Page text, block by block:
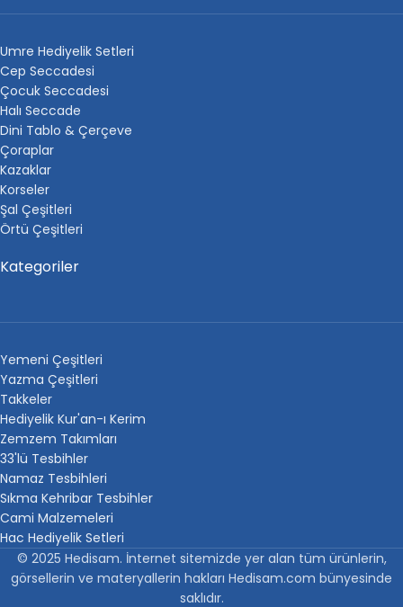
Umre Hediyelik Setleri
Cep Seccadesi
Çocuk Seccadesi
Halı Seccade
Dini Tablo & Çerçeve
Çoraplar
Kazaklar
Korseler
Şal Çeşitleri
Örtü Çeşitleri
Kategoriler
Yemeni Çeşitleri
Yazma Çeşitleri
Takkeler
Hediyelik Kur'an-ı Kerim
Zemzem Takımları
33'lü Tesbihler
Namaz Tesbihleri
Sıkma Kehribar Tesbihler
Cami Malzemeleri
Hac Hediyelik Setleri
© 2025 Hedisam. İnternet sitemizde yer alan tüm ürünlerin,
görsellerin ve materyallerin hakları Hedisam.com bünyesinde
saklıdır.